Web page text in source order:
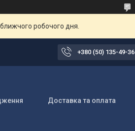
робочого дня.
+380 (50) 135-49-36
Доставка та оплата